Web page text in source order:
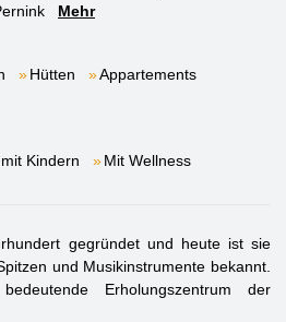
Mehr
Hütten
Appartements
Kindern
Mit Wellness
gegründet und heute ist sie
und Musikinstrumente bekannt.
Erholungszentrum der